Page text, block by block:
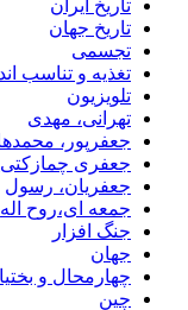
تاریخ ایران
تاریخ جهان
تجسمی
تغذیه و تناسب
تلویزیون
تهرانی، مهدی
جعفرپور،
جعفری
جعفریان، رسول
جمعه ای،روح اله
جنگ افزار
جهان
چهارمحال و
چین